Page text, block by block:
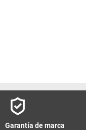
Garantía de marca